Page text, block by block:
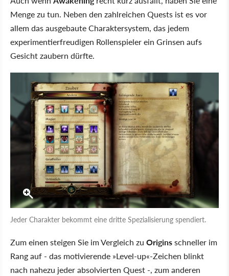
Menge zu tun. Neben den zahlreichen Quests ist es vor
allem das ausgebaute Charaktersystem, das jedem
experimentierfreudigen Rollenspieler ein Grinsen aufs
Gesicht zaubern dürfte.
Jeder Charakter bekommt eine dritte Spezialisierung spendiert.
Zum einen steigen Sie im Vergleich zu Originsschneller im
Rang auf - das motivierende »Level-up«-Zeichen blinkt
nach nahezu jeder absolvierten Quest -, zum anderen